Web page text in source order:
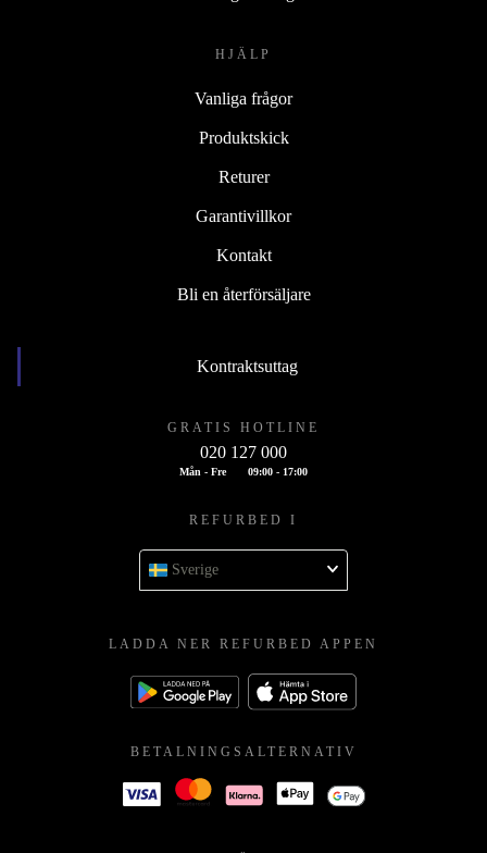
HJÄLP
Vanliga frågor
Produktskick
Returer
Garantivillkor
Kontakt
Bli en återförsäljare
Kontraktsuttag
GRATIS HOTLINE
020 127 000
Mån - Fre 09:00 - 17:00
REFURBED I
Sverige
LADDA NER REFURBED APPEN
BETALNINGSALTERNATIV